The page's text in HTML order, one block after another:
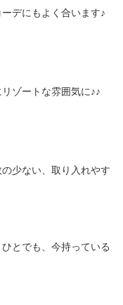
デにもよく合います♪
ゾートな雰囲気に♪♪
少ない、取り入れやす
とでも、今持っている